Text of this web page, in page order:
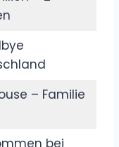
– Familie
bei